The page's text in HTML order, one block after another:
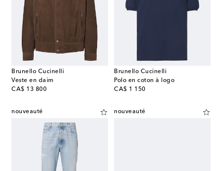
Brunello Cucinelli
Veste en daim
CA$ 13 800
original price
Brunello Cucinelli
Polo en coton à logo
CA$ 1 150
original price
nouveauté nouveauté